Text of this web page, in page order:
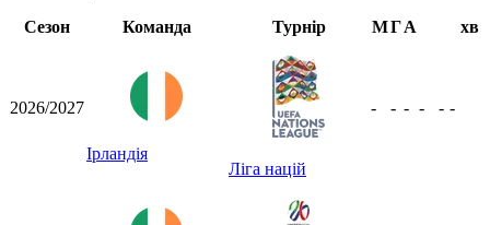
Сезон
Команда Турнір МГА хв
2026/2027
Ірландія
Ліга націй
- - - - - -